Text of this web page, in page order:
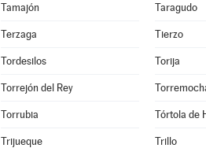
Tamajón Taragudo
Terzaga Tierzo
Tordesilos Torija
Torrejón del Rey
Torrubia Tórtola de
Trijueque Trillo